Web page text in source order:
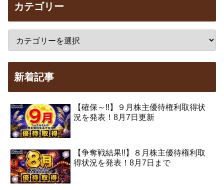
カテゴリー
新着記事
【確保～!!】９月株主優待権利取得状
況を発表！8月7日更新
【争奪戦結果!!】８月株主優待権利取
得状況を発表！8月7日まで